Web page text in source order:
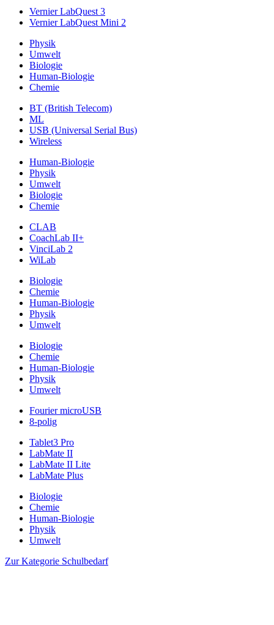
Vernier LabQuest 3
Vernier LabQuest Mini 2
Physik
Umwelt
Biologie
Human-Biologie
Chemie
BT (British Telecom)
ML
USB (Universal Serial Bus)
Wireless
Human-Biologie
Physik
Umwelt
Biologie
Chemie
CLAB
CoachLab II+
VinciLab 2
WiLab
Biologie
Chemie
Human-Biologie
Physik
Umwelt
Biologie
Chemie
Human-Biologie
Physik
Umwelt
Fourier microUSB
8-polig
Tablet3 Pro
LabMate II
LabMate II Lite
LabMate Plus
Biologie
Chemie
Human-Biologie
Physik
Umwelt
Zur Kategorie Schulbedarf